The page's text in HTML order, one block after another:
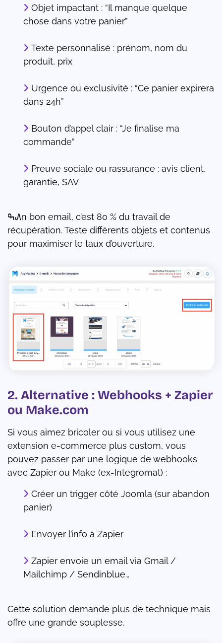
Objet impactant : “Il manque quelque
chose dans votre panier”
Texte personnalisé : prénom, nom du
produit, prix
Urgence ou exclusivité : “Ce panier expirera
dans 24h”
Bouton d’appel clair : “Je finalise ma
commande”
Preuve sociale ou rassurance : avis client,
garantie, SAV
ߒ᠕n bon email, c’est 80 % du travail de
récupération. Teste différents objets et contenus
pour maximiser le taux d’ouverture.
2. Alternative : Webhooks + Zapier
ou Make.com
Si vous aimez bricoler ou si vous utilisez une
extension e-commerce plus custom, vous
pouvez passer par une logique de webhooks
avec Zapier ou Make (ex-Integromat) :
Créer un trigger côté Joomla (sur abandon
panier)
Envoyer l’info à Zapier
Zapier envoie un email via Gmail /
Mailchimp / Sendinblue…
Cette solution demande plus de technique mais
offre une grande souplesse.